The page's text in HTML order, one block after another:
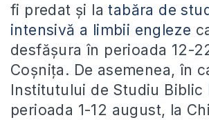
fi predat și latabăra de
intensivă a limbii engleze
desfășura în perioada 12-
Coșnița. De asemenea, în
Institutului de Studiu Biblic
perioada 1-12 august, la